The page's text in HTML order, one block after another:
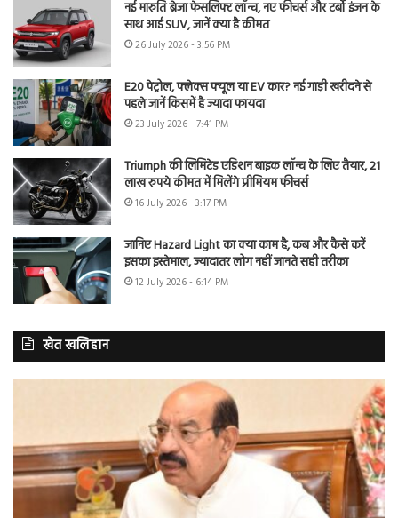
नई मारुति ब्रेजा फेसलिफ्ट लॉन्च, नए फीचर्स और टर्बो इंजन के
साथ आई SUV, जानें क्या है कीमत
26 July 2026 - 3:56 PM
E20 पेट्रोल, फ्लेक्स फ्यूल या EV कार? नई गाड़ी खरीदने से
पहले जानें किसमें है ज्यादा फायदा
23 July 2026 - 7:41 PM
Triumph की लिमिटेड एडिशन बाइक लॉन्च के लिए तैयार, 21
लाख रुपये कीमत में मिलेंगे प्रीमियम फीचर्स
16 July 2026 - 3:17 PM
जानिए Hazard Light का क्या काम है, कब और कैसे करें
इसका इस्तेमाल, ज्यादातर लोग नहीं जानते सही तरीका
12 July 2026 - 6:14 PM
खेत खलिहान